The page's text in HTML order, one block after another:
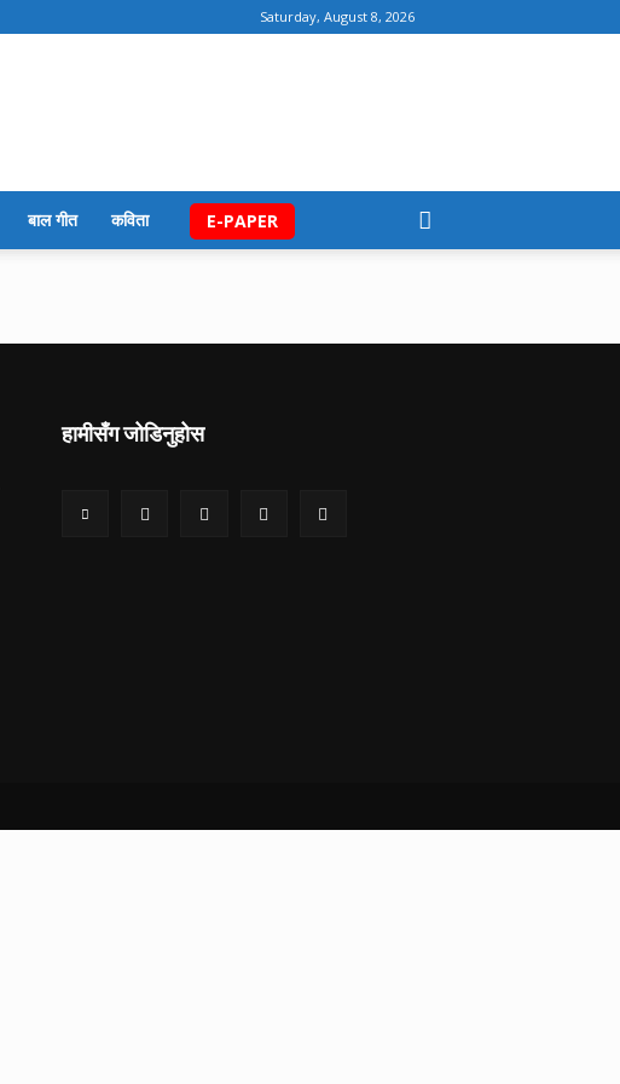
Saturday, August 8, 2026
बाल गीत कविता E-PAPER
हामीसँग जोडिनुहोस